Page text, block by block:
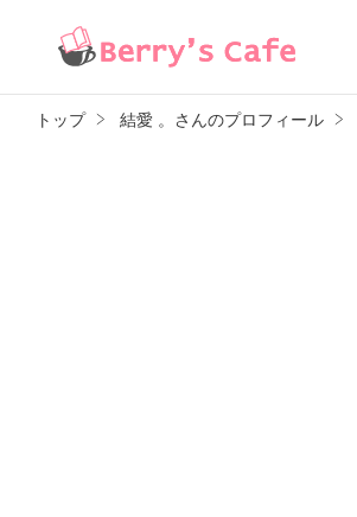
トップ 結愛 。さんのプロフィール